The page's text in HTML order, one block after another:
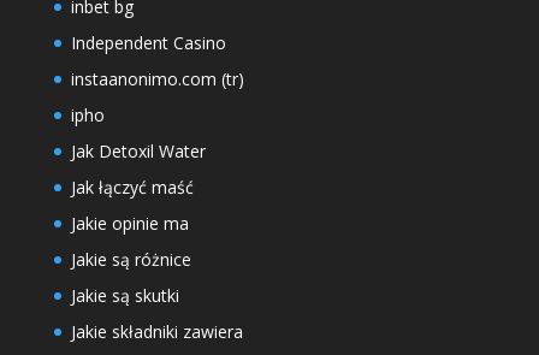
inbet bg
Independent Casino
instaanonimo.com (tr)
ipho
Jak Detoxil Water
Jak łączyć maść
Jakie opinie ma
Jakie są różnice
Jakie są skutki
Jakie składniki zawiera